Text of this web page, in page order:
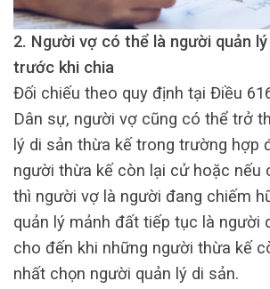
2. Người vợ có thể là người quản
trước khi chia
Đối chiếu theo quy định tại Điều
Dân sự, người vợ cũng có thể trở
lý di sản thừa kế trong trường hợp
người thừa kế còn lại cử hoặc nếu
thì người vợ là người đang chiếm
quản lý mảnh đất tiếp tục là người
cho đến khi những người thừa kế
nhất chọn người quản lý di sản.